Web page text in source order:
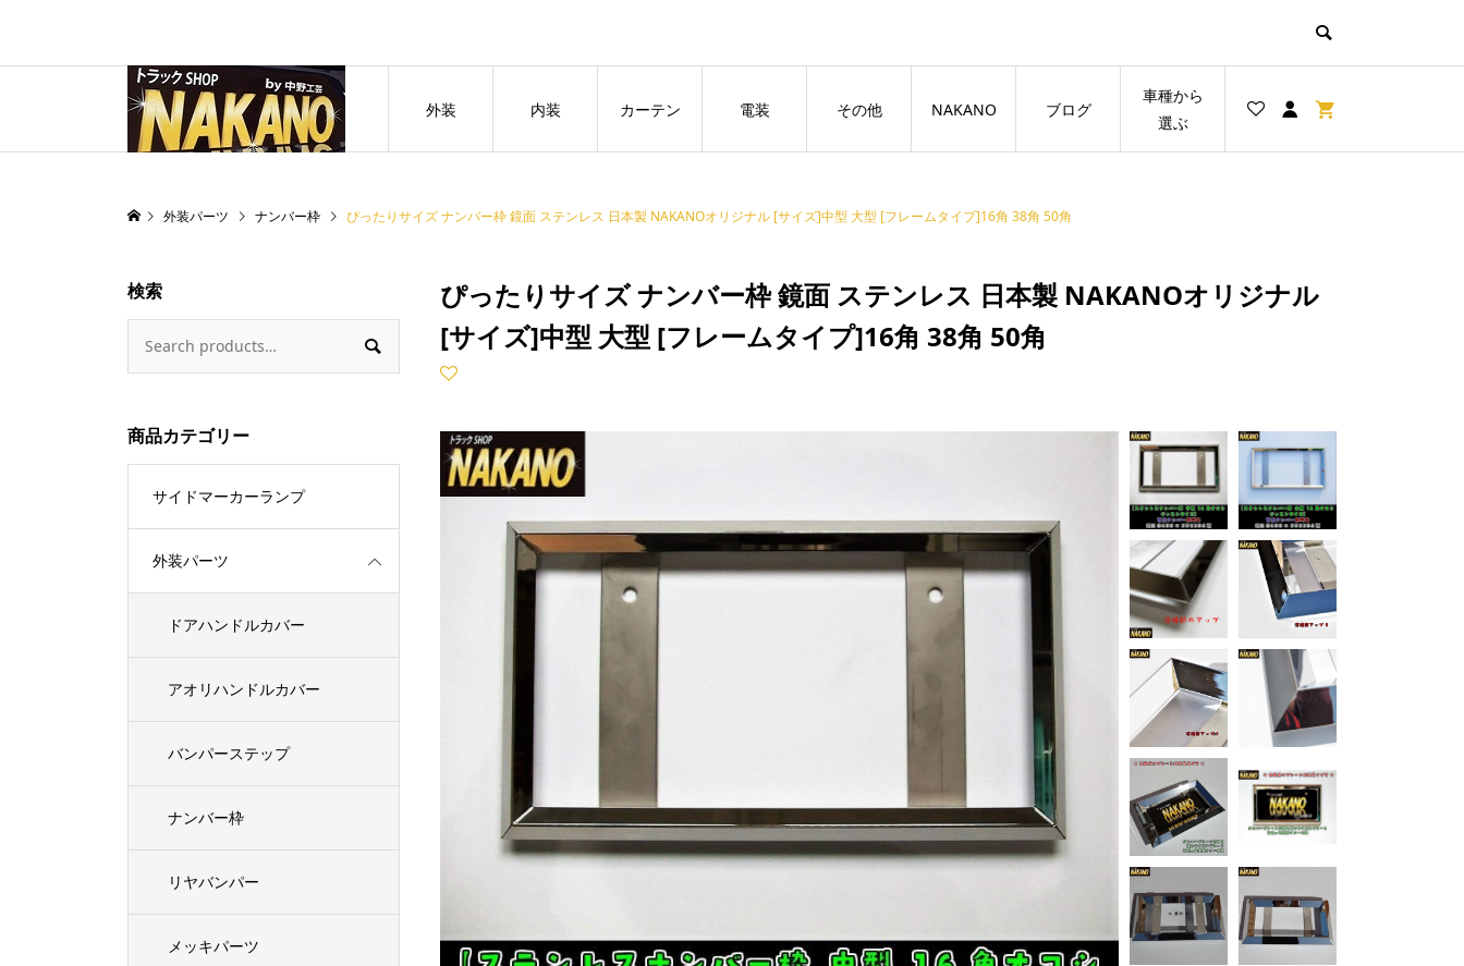
外装 内装 カーテン 電装 その他 NAKANO ブログ
車種から
選ぶ
外装パーツ ナンバー枠 ぴったりサイズ ナンバー枠 鏡面 ステンレス 日本製 NAKANOオリジナル [サイズ]中型 大型 [フレームタイプ]16角 38角 50角
ぴったりサイズ ナンバー枠 鏡面 ステンレス 日本製 NAKANOオリジナル
[サイズ]中型 大型 [フレームタイプ]16角 38角 50角
検索

商品カテゴリー
サイドマーカーランプ
外装パーツ
ドアハンドルカバー
アオリハンドルカバー
バンパーステップ
ナンバー枠
リヤバンパー
メッキパーツ